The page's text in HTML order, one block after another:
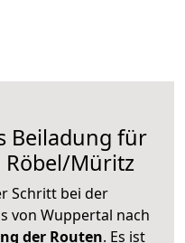
Beiladung für
Röbel/Müritz
Schritt bei der
von Wuppertal nach
der Routen. Es ist